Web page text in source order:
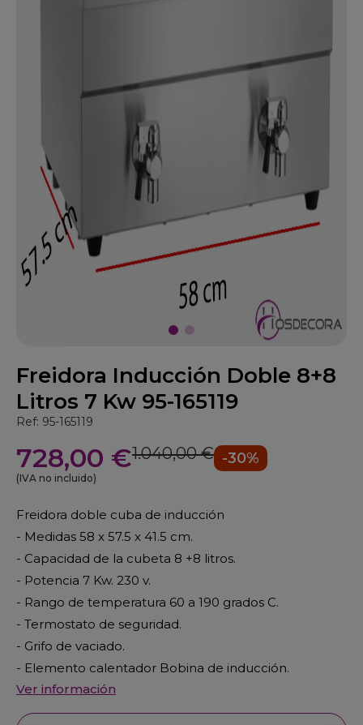
Freidora Inducción Doble 8+8
Litros 7 Kw 95-165119
Ref: 95-165119
728,00 €1.040,00 € -30%
(IVA no incluido)
Freidora doble cuba de inducción
- Medidas 58 x 57.5 x 41.5 cm.
- Capacidad de la cubeta 8 +8 litros.
- Potencia 7 Kw. 230 v.
- Rango de temperatura 60 a 190 grados C.
- Termostato de seguridad.
- Grifo de vaciado.
- Elemento calentador Bobina de inducción.
Ver información